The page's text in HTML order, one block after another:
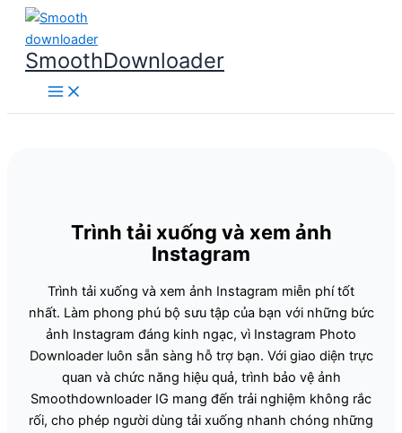
Nhảy
SmoothDownloader
Trình tải xuống và xem ảnh
Instagram
Trình tải xuống và xem ảnh Instagram miễn phí tốt
nhất. Làm phong phú bộ sưu tập của bạn với những bức
ảnh Instagram đáng kinh ngạc, vì Instagram Photo
Downloader luôn sẵn sàng hỗ trợ bạn. Với giao diện trực
quan và chức năng hiệu quả, trình bảo vệ ảnh
Smoothdownloader IG mang đến trải nghiệm không rắc
rối, cho phép người dùng tải xuống nhanh chóng những